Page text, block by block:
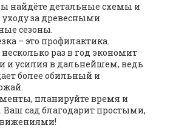
найдёте детальные схемы и
за древесными
сезоны.
– это профилактика.
раз в год экономит
и усилия в дальнейшем, ведь
более обильный и
планируйте время и
Ваш сад благодарит простыми,